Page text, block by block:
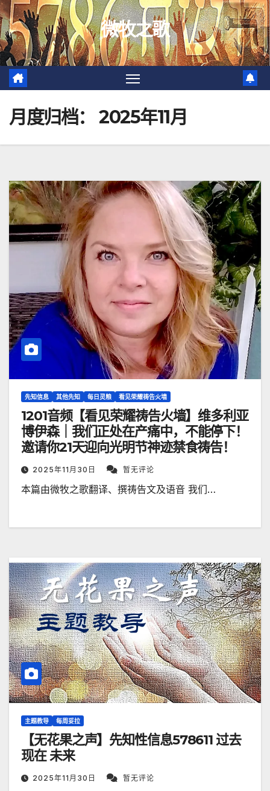
跳
至
内
容
微牧之歌
月度归档： 2025年11月
先知信息 其他先知 每日灵粮 看见荣耀祷告火墙
1201音频【看见荣耀祷告火墙】维多利亚
博伊森｜我们正处在产痛中，不能停下！
邀请你21天迎向光明节神迹禁食祷告！
2025年11月30日 暂无评论
本篇由微牧之歌翻译、撰祷告文及语音 我们…
主题教导 每周妥拉
【无花果之声】先知性信息578611 过去
现在 未来
2025年11月30日 暂无评论